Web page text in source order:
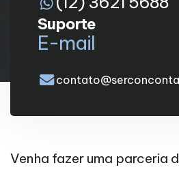
Suporte
E-mail
Venha fazer uma parceria